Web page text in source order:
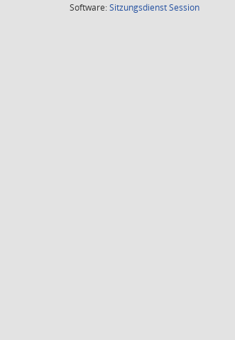
Software:SitzungsdienstSession(Wird in